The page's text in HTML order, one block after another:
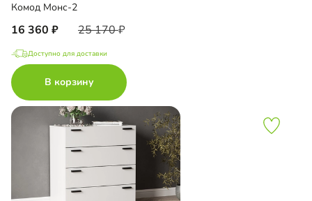
Комод Монс-2
16 360 25 170
Доступно для доставки
В корзину